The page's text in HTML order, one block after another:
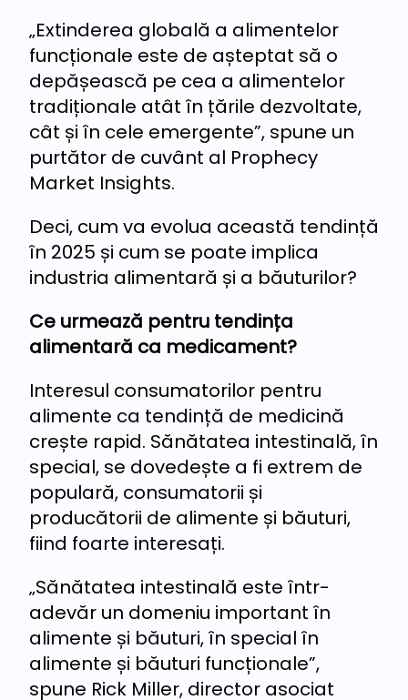
„Extinderea globală a alimentelor
funcționale este de așteptat să o
depășească pe cea a alimentelor
tradiționale atât în ​​țările dezvoltate,
cât și în cele emergente”, spune un
purtător de cuvânt al Prophecy
Market Insights.
Deci, cum va evolua această tendință
în 2025 și cum se poate implica
industria alimentară și a băuturilor?
Ce urmează pentru tendința
alimentară ca medicament?
Interesul consumatorilor pentru
alimente ca tendință de medicină
crește rapid. Sănătatea intestinală, în
special, se dovedește a fi extrem de
populară, consumatorii și
producătorii de alimente și băuturi,
fiind foarte interesați.
„Sănătatea intestinală este într-
adevăr un domeniu important în
alimente și băuturi, în special în
alimente și băuturi funcționale”,
spune Rick Miller, director asociat